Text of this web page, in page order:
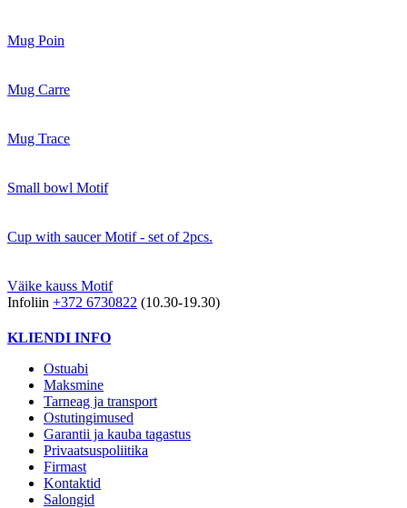
Mug Poin
Mug Carre
Mug Trace
Small bowl Motif
Cup with saucer Motif - set of 2pcs.
Väike kauss Motif
Infoliin +372 6730822 (10.30-19.30)
KLIENDI INFO
Ostuabi
Maksmine
Tarneag ja transport
Ostutingimused
Garantii ja kauba tagastus
Privaatsuspoliitika
Firmast
Kontaktid
Salongid